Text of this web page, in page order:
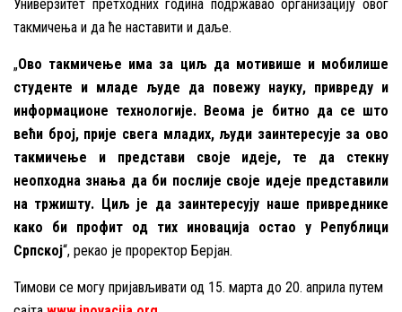
Универзитет претходних година подржавао организацију овог
такмичења и да ће наставити и даље.
„Ово такмичење има за циљ да мотивише и мобилише
студенте и младе људе да повежу науку, привреду и
информационе технологије. Веома је битно да се што
већи број, прије свега младих, људи заинтересује за ово
такмичење и представи своје идеје, те да стекну
неопходна знања да би послије своје идеје представили
на тржишту. Циљ је да заинтересују наше привреднике
како би профит од тих иновација остао у Републици
Српској“, рекао је проректор Берјан.
Тимови се могу пријављивати од 15. марта до 20. априла путем